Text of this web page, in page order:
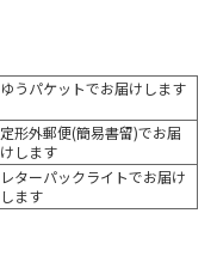
ゆうパケットでお届けします
定形外郵便(簡易書留)でお届
けします
レターパックライトでお届け
します